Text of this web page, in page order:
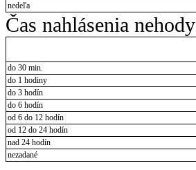
nedeľa
Čas nahlásenia nehody
do 30 min.
do 1 hodiny
do 3 hodín
do 6 hodín
od 6 do 12 hodín
od 12 do 24 hodín
nad 24 hodín
nezadané